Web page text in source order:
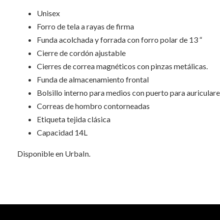
Unisex
Forro de tela a rayas de firma
Funda acolchada y forrada con forro polar de 13 “
Cierre de cordón ajustable
Cierres de correa magnéticos con pinzas metálicas.
Funda de almacenamiento frontal
Bolsillo interno para medios con puerto para
Correas de hombro contorneadas
Etiqueta tejida clásica
Capacidad 14L
Disponible en UrbaIn.
Peso